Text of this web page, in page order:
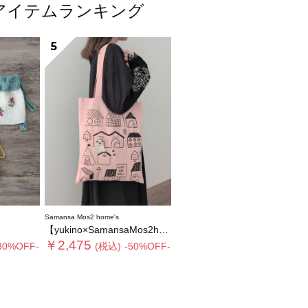
イテムランキング
5
Samansa Mos2 home's
【yukino×SamansaMos2home’s】ブローチ付バッグ
￥2,475 (税込) -50%OFF-